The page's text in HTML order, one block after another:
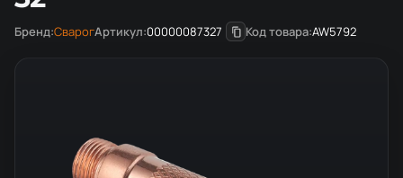
Бренд:СварогАртикул:00000087327 Код товара:AW5792